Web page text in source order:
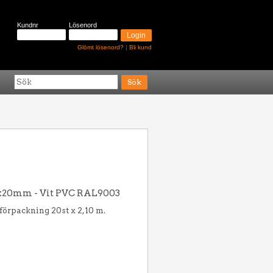
Kundnr Lösenord
Glömt lösenord? | Bli kund
- Vit PVC RAL9003
20st x 2,10 m.